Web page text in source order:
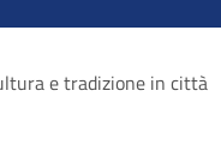
e tradizione in città